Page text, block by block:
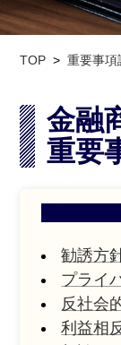
TOP 重要事項
金融
重要
勧誘方
プライ
反社会
利益相